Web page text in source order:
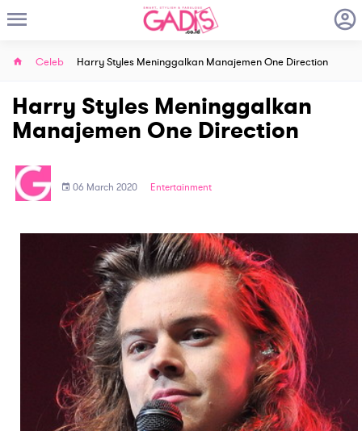
Celeb Harry Styles Meninggalkan Manajemen One Direction
Harry Styles Meninggalkan
Manajemen One Direction
06 March 2020 Entertainment